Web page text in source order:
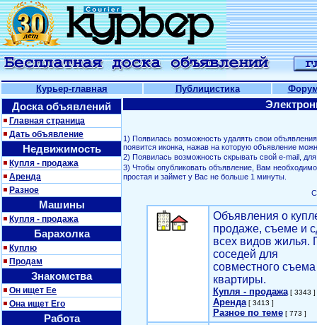
Курьер-главная Публицистика
Доска объявлений
Главная страница
Дать объявление
Недвижимость
Купля - продажа
Аренда
Разное
Машины
Купля - продажа
Барахолка
Куплю
Продам
Знакомства
Он ищет Ее
Она ищет Его
Работа
1) Появилась возможность удалять свои
появится иконка, нажав на которую объявление
2) Появилась возможность скрывать свой е-mail,
3) Чтобы опубликовать объявление, Вам
простая и займет у Вас не больше 1 минуты.
Объявления о
продаже, съеме и
всех видов жилья.
соседей для
совместного съема
квартиры.
Купля - продажа[ 3343 ]
Аренда[ 3413 ]
Разное по теме[ 773 ]